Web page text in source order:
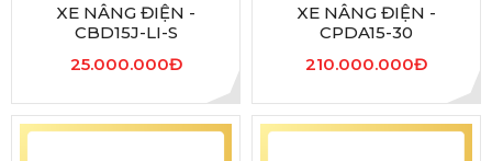
XE NÂNG ĐIỆN -
CBD15J-LI-S
25.000.000Đ
XE NÂNG ĐIỆN -
CPDA15-30
210.000.000Đ